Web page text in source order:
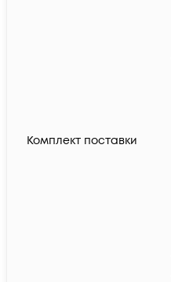
Комплект поставки